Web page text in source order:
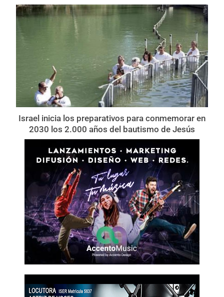
Israel inicia los preparativos para conmemorar en
2030 los 2.000 años del bautismo de Jesús